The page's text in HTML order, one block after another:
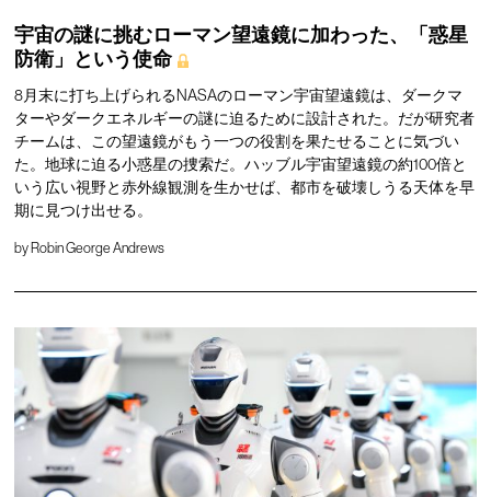
宇宙の謎に挑むローマン望遠鏡に加わった、「惑星
防衛」という使命
8月末に打ち上げられるNASAのローマン宇宙望遠鏡は、ダークマ
ターやダークエネルギーの謎に迫るために設計された。だが研究者
チームは、この望遠鏡がもう一つの役割を果たせることに気づい
た。地球に迫る小惑星の捜索だ。ハッブル宇宙望遠鏡の約100倍と
いう広い視野と赤外線観測を生かせば、都市を破壊しうる天体を早
期に見つけ出せる。
by Robin George Andrews